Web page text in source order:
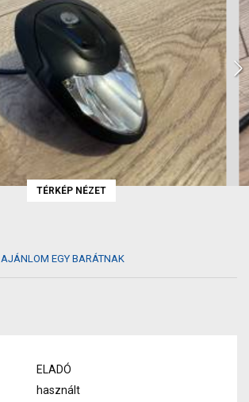
TÉRKÉP NÉZET
AJÁNLOM EGY BARÁTNAK
ELADÓ
használt